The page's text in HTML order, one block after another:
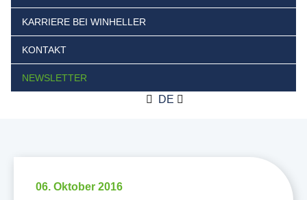
KARRIERE BEI WINHELLER
KONTAKT
NEWSLETTER
DE
06. Oktober 2016